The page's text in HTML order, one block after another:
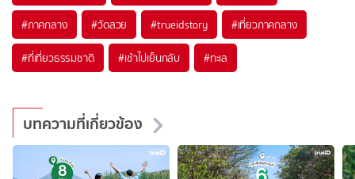
#ภาคกลาง #วัดสวย #trueidstory #เที่ยวภาคกลาง
#ที่เที่ยวธรรมชาติ #เช้าไปเย็นกลับ #ทะเล
บทความที่เกี่ยวข้อง